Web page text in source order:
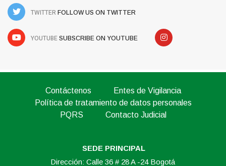
TWITTER FOLLOW US ON TWITTER
YOUTUBE SUBSCRIBE ON YOUTUBE
Contáctenos
Entes de Vigilancia
Política de tratamiento de datos personales
PQRS
Contacto Judicial
SEDE PRINCIPAL
Dirección: Calle 36 # 28 A -24 Bogotá